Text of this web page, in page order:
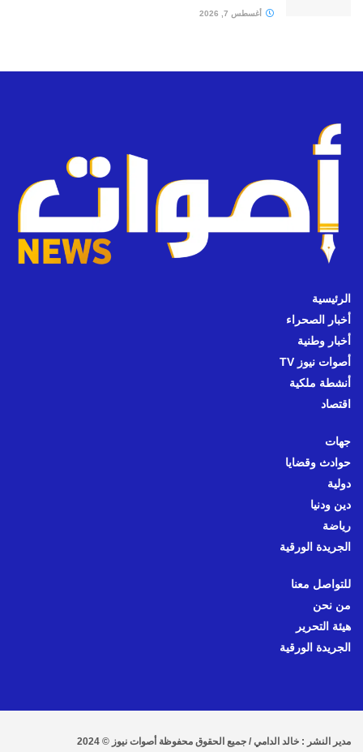
أغسطس 7, 2026
الرئيسية
أخبار الصحراء
أخبار وطنية
أصوات نيوز TV
أنشطة ملكية
اقتصاد
جهات
حوادث وقضايا
دولية
دين ودنيا
رياضة
الجريدة الورقية
للتواصل معنا
من نحن
هيئة التحرير
الجريدة الورقية
مدير النشر : خالد الدامي / جميع الحقوق محفوظة أصوات نيوز © 2024